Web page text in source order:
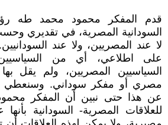
قدم المفكر محمود محمد طه
السودانية المصرية، في تقديري
لا عند المصريين، ولا عند
على اطلاعي، أي من السياسيين
السياسيين المصريين، ولم يقل
مصري أو مفكر سوداني. وسنعطي
عن هذا حتى نبين أن المفكر
للعلاقات المصرية- السودانية بأنها